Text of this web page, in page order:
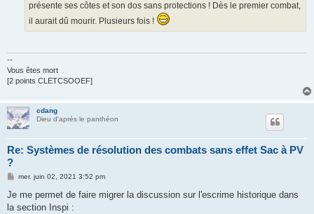
présente ses côtes et son dos sans protections ! Dès le premier combat,
il aurait dû mourir. Plusieurs fois !
--
Vous êtes mort
[2 points CLETCSOOEF]
cdang
Dieu d'après le panthéon
Re: Systèmes de résolution des combats sans effet Sac à PV
?
M
s
a
mer. juin 02, 2021 3:52 pm
Je me permet de faire migrer la discussion sur l'escrime historique dans
la section Inspi :